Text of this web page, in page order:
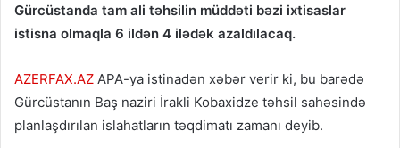
Gürcüstanda tam ali təhsilin müddəti bəzi ixtisaslar
istisna olmaqla 6 ildən 4 ilədək azaldılacaq.
AZERFAX.AZ APA-ya istinadən xəbər verir ki, bu barədə
Gürcüstanın Baş naziri İrakli Kobaxidze təhsil sahəsində
planlaşdırılan islahatların təqdimatı zamanı deyib.